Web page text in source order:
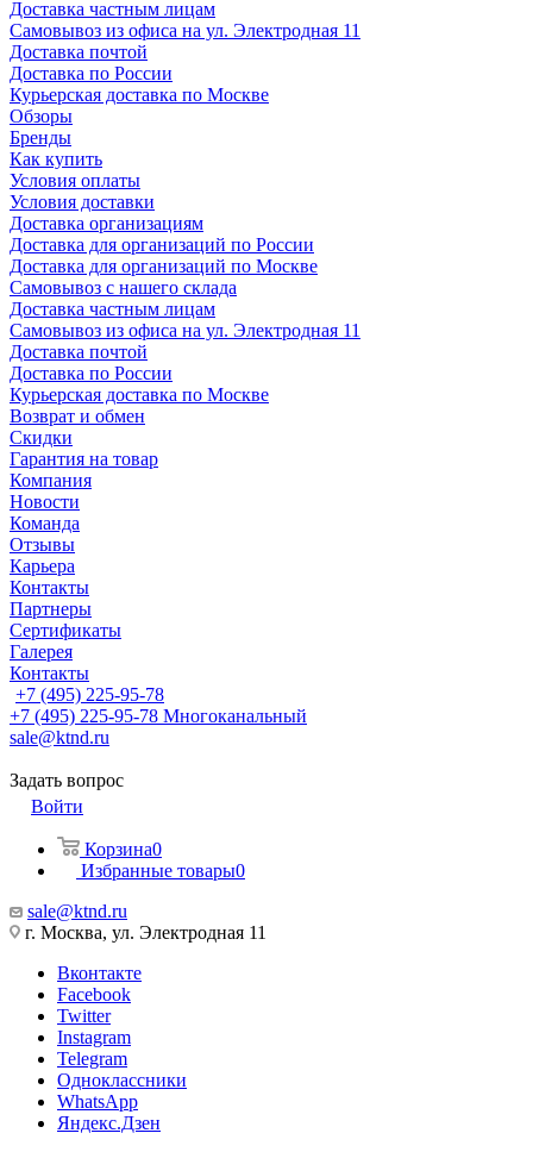
Доставка частным лицам
Самовывоз из офиса на ул. Электродная 11
Доставка почтой
Доставка по России
Курьерская доставка по Москве
Обзоры
Бренды
Как купить
Условия оплаты
Условия доставки
Доставка организациям
Доставка для организаций по России
Доставка для организаций по Москве
Самовывоз с нашего склада
Доставка частным лицам
Самовывоз из офиса на ул. Электродная 11
Доставка почтой
Доставка по России
Курьерская доставка по Москве
Возврат и обмен
Скидки
Гарантия на товар
Компания
Новости
Команда
Отзывы
Карьера
Контакты
Партнеры
Сертификаты
Галерея
Контакты
+7 (495) 225-95-78
+7 (495) 225-95-78 Многоканальный
sale@ktnd.ru
Задать вопрос
Войти
Корзина0
Избранные товары0
sale@ktnd.ru
г. Москва, ул. Электродная 11
Вконтакте
Facebook
Twitter
Instagram
Telegram
Одноклассники
WhatsApp
Яндекс.Дзен